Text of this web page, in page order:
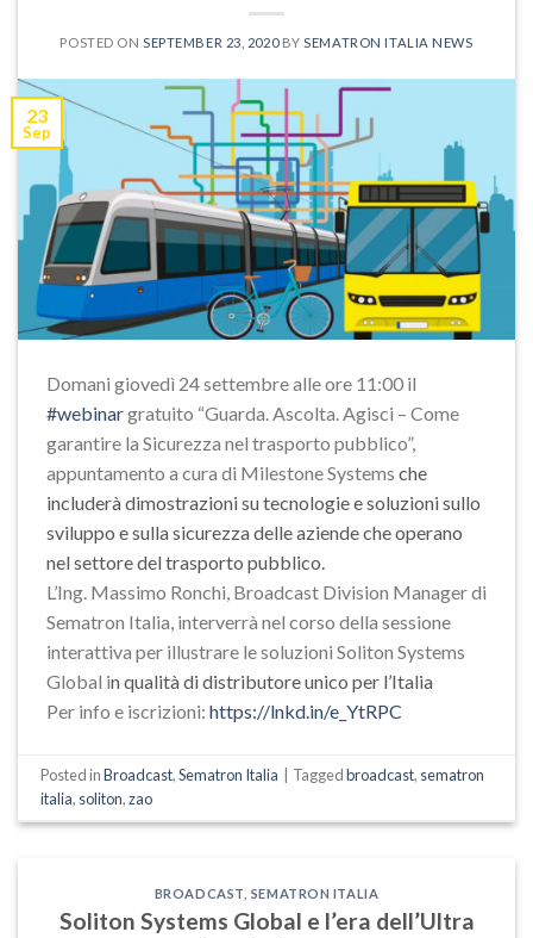
POSTED ONSEPTEMBER 23, 2020BYSEMATRON ITALIA NEWS
23
Sep
Domani giovedì 24 settembre alle ore 11:00 il
#webinargratuito “Guarda. Ascolta. Agisci – Come
garantire la Sicurezza nel trasporto pubblico”,
appuntamento a cura di Milestone Systems che
includerà dimostrazioni su tecnologie e soluzioni sullo
sviluppo e sulla sicurezza delle aziende che operano
nel settore del trasporto pubblico.
L’Ing. Massimo Ronchi, Broadcast Division Manager di
Sematron Italia, interverrà nel corso della sessione
interattiva per illustrare le soluzioni Soliton Systems
Global in qualità di distributore unico per l’Italia
Per info e iscrizioni: https://lnkd.in/e_YtRPC
Posted inBroadcast,Sematron Italia Taggedbroadcast, sematron
italia, soliton,zao
BROADCAST SEMATRON ITALIA
Soliton Systems Global e l’era dell’Ultra